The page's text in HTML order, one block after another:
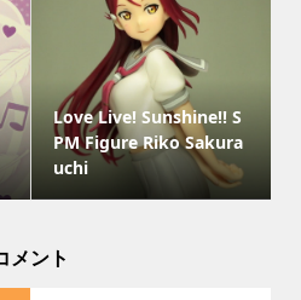
Love Live! Sunshine!! S
PM Figure Riko Sakura
uchi
メント